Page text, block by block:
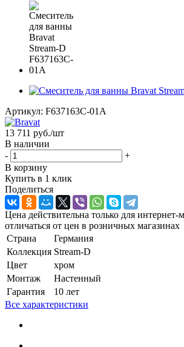
Артикул: F637163C-01A
13 711 руб./шт
В наличии
-
+
В корзину
Купить в 1 клик
Поделиться
Цена действительна только для интернет-
отличаться от цен в розничных магазинах
Страна
Германия
Коллекция Stream-D
Цвет
хром
Монтаж
Настенный
Гарантия
10 лет
Все характеристики